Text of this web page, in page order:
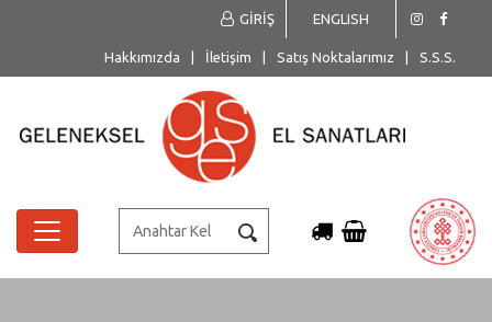
ENGLISH
GİRİŞ
Hakkımızda İletişim Satış Noktalarımız S.S.S.